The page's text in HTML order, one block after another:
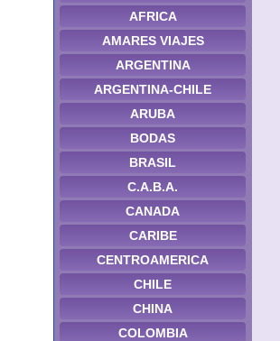
AFRICA
AMARES VIAJES
ARGENTINA
ARGENTINA-CHILE
ARUBA
BODAS
BRASIL
C.A.B.A.
CANADA
CARIBE
CENTROAMERICA
CHILE
CHINA
COLOMBIA